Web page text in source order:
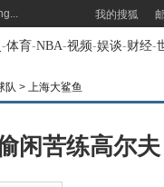
我的搜狐
-体育-NBA-视频-娱谈-财经-
队 > 上海大鲨鱼
闲苦练高尔